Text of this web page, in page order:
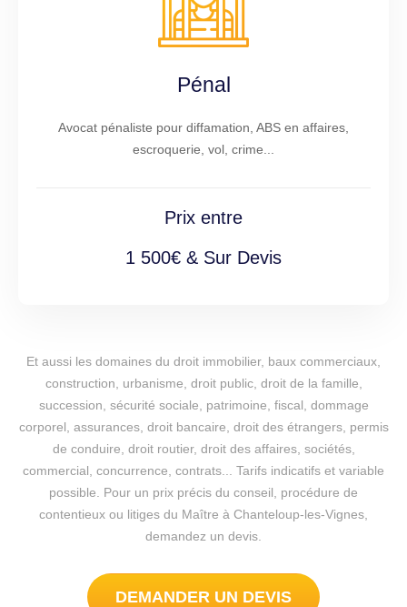
Pénal
Avocat pénaliste pour diffamation, ABS en affaires,
escroquerie, vol, crime...
Prix entre
1 500€ & Sur Devis
Et aussi les domaines du droit immobilier, baux commerciaux,
construction, urbanisme, droit public, droit de la famille,
succession, sécurité sociale, patrimoine, fiscal, dommage
corporel, assurances, droit bancaire, droit des étrangers, permis
de conduire, droit routier, droit des affaires, sociétés,
commercial, concurrence, contrats... Tarifs indicatifs et variable
possible. Pour un prix précis du conseil, procédure de
contentieux ou litiges du Maître à Chanteloup-les-Vignes,
demandez un devis.
DEMANDER UN DEVIS